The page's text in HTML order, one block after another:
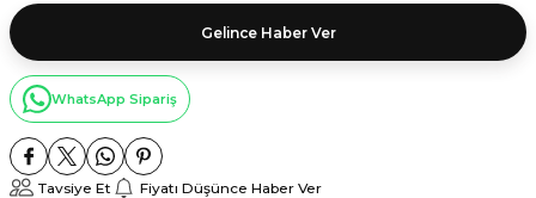
Gelince Haber Ver
WhatsApp Sipariş
Tavsiye Et Fiyatı Düşünce Haber Ver